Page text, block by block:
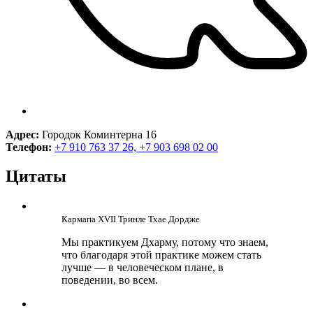
Адрес: Городок Коминтерна 16
Телефон: +7 910 763 37 26, +7 903 698 02 00
Цитаты
Кармапа ХVII Тринле Тхае Дордже
Мы практикуем Дхарму, потому что знаем,
что благодаря этой практике можем стать
лучше — в человеческом плане, в
поведении, во всем.